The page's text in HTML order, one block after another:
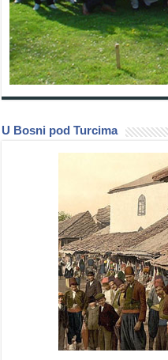
U Bosni pod Turcima